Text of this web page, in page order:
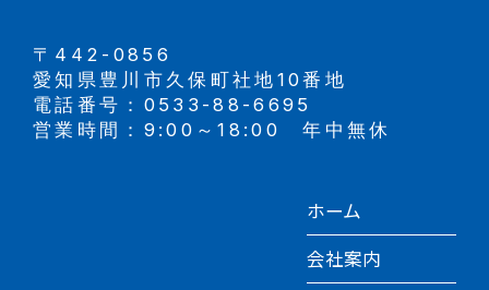
〒442-0856
愛知県豊川市久保町社地10番地
電話番号：0533-88-6695
営業時間：9:00～18:00 年中無休
ホーム
会社案内